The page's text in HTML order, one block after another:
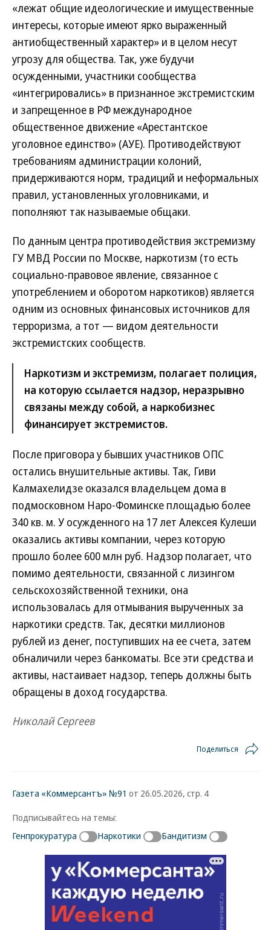
«лежат общие идеологические и имущественные
интересы, которые имеют ярко выраженный
антиобщественный характер» и в целом несут
угрозу для общества. Так, уже будучи
осужденными, участники сообщества
«интегрировались» в признанное экстремистским
и запрещенное в РФ международное
общественное движение «Арестантское
уголовное единство» (АУЕ). Противодействуют
требованиям администрации колоний,
придерживаются норм, традиций и неформальных
правил, установленных уголовниками, и
пополняют так называемые общаки.
По данным центра противодействия экстремизму
ГУ МВД России по Москве, наркотизм (то есть
социально-правовое явление, связанное с
употреблением и оборотом наркотиков) является
одним из основных финансовых источников для
терроризма, а тот — видом деятельности
экстремистских сообществ.
Наркотизм и экстремизм, полагает полиция,
на которую ссылается надзор, неразрывно
связаны между собой, а наркобизнес
финансирует экстремистов.
После приговора у бывших участников ОПС
остались внушительные активы. Так, Гиви
Калмахелидзе оказался владельцем дома в
подмосковном Наро-Фоминске площадью более
340 кв. м. У осужденного на 17 лет Алексея Кулеши
оказались активы компании, через которую
прошло более 600 млн руб. Надзор полагает, что
помимо деятельности, связанной с лизингом
сельскохозяйственной техники, она
использовалась для отмывания вырученных за
наркотики средств. Так, десятки миллионов
рублей из денег, поступивших на ее счета, затем
обналичили через банкоматы. Все эти средства и
активы, настаивает надзор, теперь должны быть
обращены в доход государства.
Николай Сергеев
Поделиться
Газета «Коммерсантъ» №91 от 26.05.2026, стр. 4
Подписывайтесь на темы:
Генпрокуратура
Наркотики Бандитизм